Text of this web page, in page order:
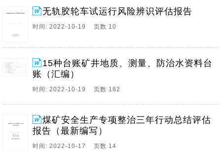
无轨胶轮车试运行风险辨识评估报告
时间: 2022-10-19 页数 10
15种台账矿井地质、测量、防治水资料台
账（汇编）
时间: 2022-10-19 页数 182
煤矿安全生产专项整治三年行动总结评估
报告（最新编写）
时间: 2022-10-17 页数 14